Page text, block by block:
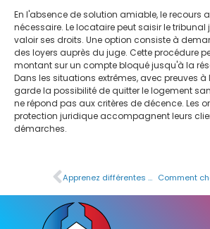
En l'absence de solution amiable, le recours
nécessaire. Le locataire peut saisir le
valoir ses droits. Une option consiste à
des loyers auprès du juge. Cette procédure
montant sur un compte bloqué jusqu'à la
Dans les situations extrêmes, avec preuves
garde la possibilité de quitter le logement
ne répond pas aux critères de décence. Les
protection juridique accompagnent leurs
démarches.
Apprenez différentes méthodes pour manœuvrer les meubles lourds : quelles garanties d’assurance choisir ?